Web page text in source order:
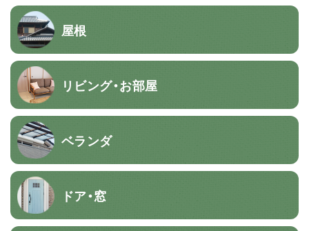
屋根
リビング・お部屋
ベランダ
ドア・窓